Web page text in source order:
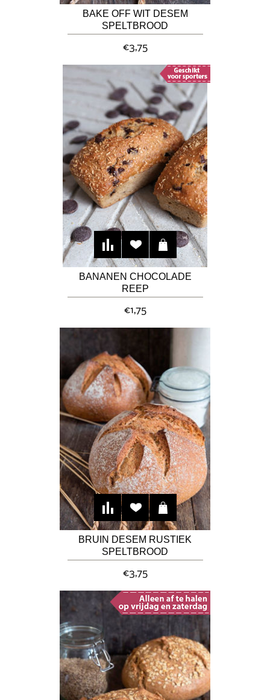
BAKE OFF WIT DESEM
SPELTBROOD
€3,75
BANANEN CHOCOLADE
REEP
€1,75
BRUIN DESEM RUSTIEK
SPELTBROOD
€3,75